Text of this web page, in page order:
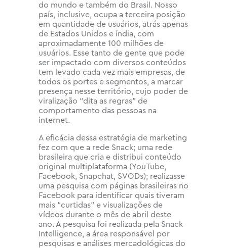
do mundo e também do Brasil. Nosso
país, inclusive, ocupa a terceira posição
em quantidade de usuários, atrás apenas
de Estados Unidos e índia, com
aproximadamente 100 milhões de
usuários. Esse tanto de gente que pode
ser impactado com diversos conteúdos
tem levado cada vez mais empresas, de
todos os portes e segmentos, a marcar
presença nesse território, cujo poder de
viralização “dita as regras” de
comportamento das pessoas na
internet.
A eficácia dessa estratégia de marketing
fez com que a rede Snack; uma rede
brasileira que cria e distribui conteúdo
original multiplataforma (YouTube,
Facebook, Snapchat, SVODs); realizasse
uma pesquisa com páginas brasileiras no
Facebook para identificar quais tiveram
mais “curtidas” e visualizações de
vídeos durante o mês de abril deste
ano. A pesquisa foi realizada pela Snack
Intelligence, a área responsável por
pesquisas e análises mercadológicas do